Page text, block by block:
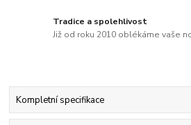
Tradice a spolehlivost
Již od roku 2010 oblékáme vaše
Kompletní specifikace